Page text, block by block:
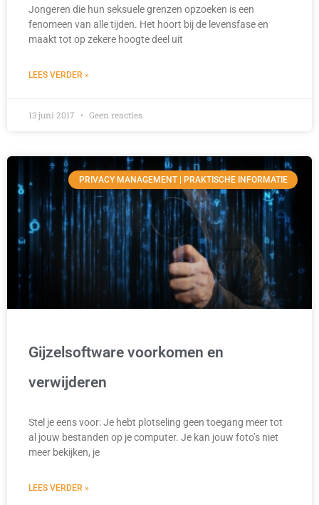
Jongeren die hun seksuele grenzen opzoeken is een
fenomeen van alle tijden. Het hoort bij de levensfase en
maakt tot op zekere hoogte deel uit
LEES VERDER »
13 juni 2017 Geen reacties
PRIVACY MANAGEMENT | PRAKTISCHE INFORMATIE
Gijzelsoftware voorkomen en
verwijderen
Stel je eens voor: Je hebt plotseling geen toegang meer tot
al jouw bestanden op je computer. Je kan jouw foto’s niet
meer bekijken, je
LEES VERDER »